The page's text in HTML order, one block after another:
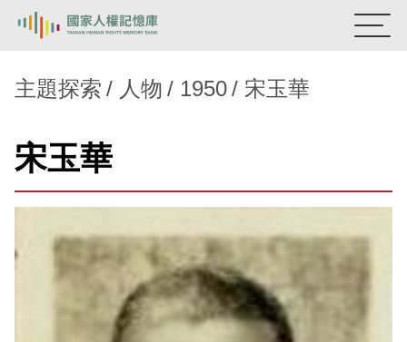
新生訓導處
主題探索
背景知識
關於我們
主題探索 人物 1950 宋玉華
宋玉華